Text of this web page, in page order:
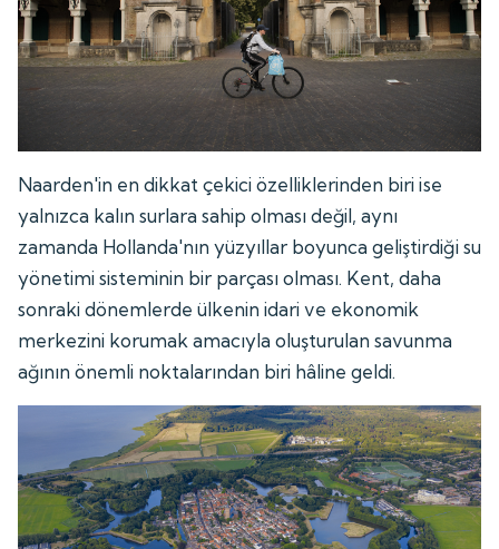
Naarden'in en dikkat çekici özelliklerinden biri ise
yalnızca kalın surlara sahip olması değil, aynı
zamanda Hollanda'nın yüzyıllar boyunca geliştirdiği su
yönetimi sisteminin bir parçası olması. Kent, daha
sonraki dönemlerde ülkenin idari ve ekonomik
merkezini korumak amacıyla oluşturulan savunma
ağının önemli noktalarından biri hâline geldi.